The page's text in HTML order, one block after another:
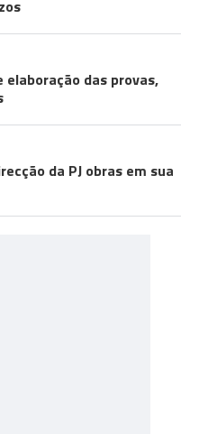
elaboração das provas,
da PJ obras em sua